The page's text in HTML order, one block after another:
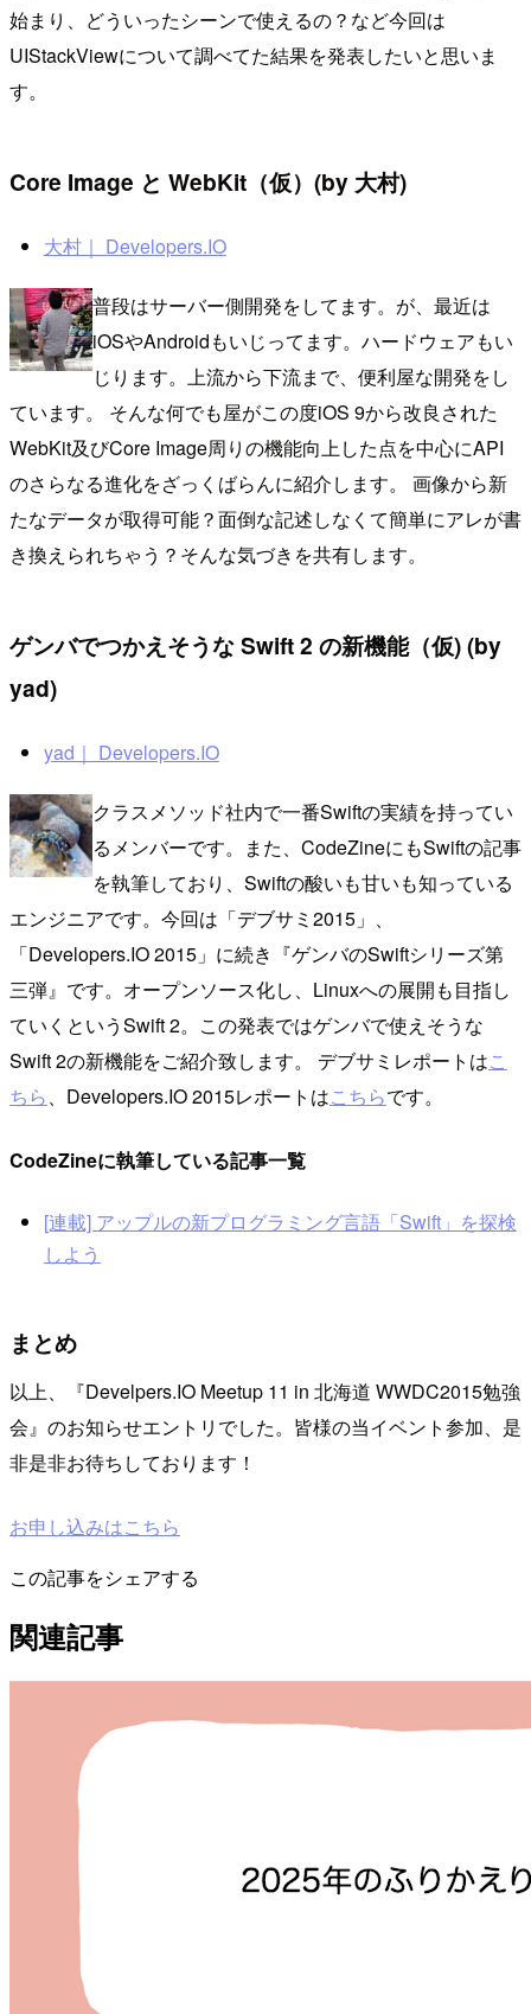
始まり、どういったシーンで使えるの？など今回は
UIStackViewについて調べてた結果を発表したいと思いま
す。
Core Image と WebKit（仮）(by 大村)
大村｜ Developers.IO
普段はサーバー側開発をしてます。が、最近は
iOSやAndroidもいじってます。ハードウェアもい
じります。上流から下流まで、便利屋な開発をし
ています。 そんな何でも屋がこの度iOS 9から改良された
WebKit及びCore Image周りの機能向上した点を中心にAPI
のさらなる進化をざっくばらんに紹介します。 画像から新
たなデータが取得可能？面倒な記述しなくて簡単にアレが書
き換えられちゃう？そんな気づきを共有します。
ゲンバでつかえそうな Swift 2 の新機能（仮) (by
yad)
yad｜ Developers.IO
クラスメソッド社内で一番Swiftの実績を持ってい
るメンバーです。また、CodeZineにもSwiftの記事
を執筆しており、Swiftの酸いも甘いも知っている
エンジニアです。今回は「デブサミ2015」、
「Developers.IO 2015」に続き『ゲンバのSwiftシリーズ第
三弾』です。オープンソース化し、Linuxへの展開も目指し
ていくというSwift 2。この発表ではゲンバで使えそうな
Swift 2の新機能をご紹介致します。 デブサミレポートはこ
ちら、Developers.IO 2015レポートはこちらです。
CodeZineに執筆している記事一覧
[連載] アップルの新プログラミング言語「Swift」を探検
しよう
まとめ
以上、『Develpers.IO Meetup 11 in 北海道 WWDC2015勉強
会』のお知らせエントリでした。皆様の当イベント参加、是
非是非お待ちしております！
お申し込みはこちら
この記事をシェアする
関連記事